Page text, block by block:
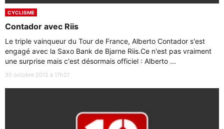
CYCLISME
Contador avec Riis
Le triple vainqueur du Tour de France, Alberto Contador s'est
engagé avec la Saxo Bank de Bjarne Riis.Ce n'est pas vraiment
une surprise mais c'est désormais officiel : Alberto ...
30 octobre 2012 à 17h21